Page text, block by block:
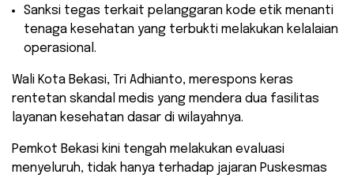
​Sanksi tegas terkait pelanggaran kode etik menanti
tenaga kesehatan yang terbukti melakukan kelalaian
operasional.
​Wali Kota Bekasi, Tri Adhianto, merespons keras
rentetan skandal medis yang mendera dua fasilitas
layanan kesehatan dasar di wilayahnya.
Pemkot Bekasi kini tengah melakukan evaluasi
menyeluruh, tidak hanya terhadap jajaran Puskesmas